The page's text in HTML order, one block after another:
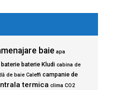
baie apa
baterie baterie Kludi cabina de
de baie Caleffi campanie de
termica clima CO2